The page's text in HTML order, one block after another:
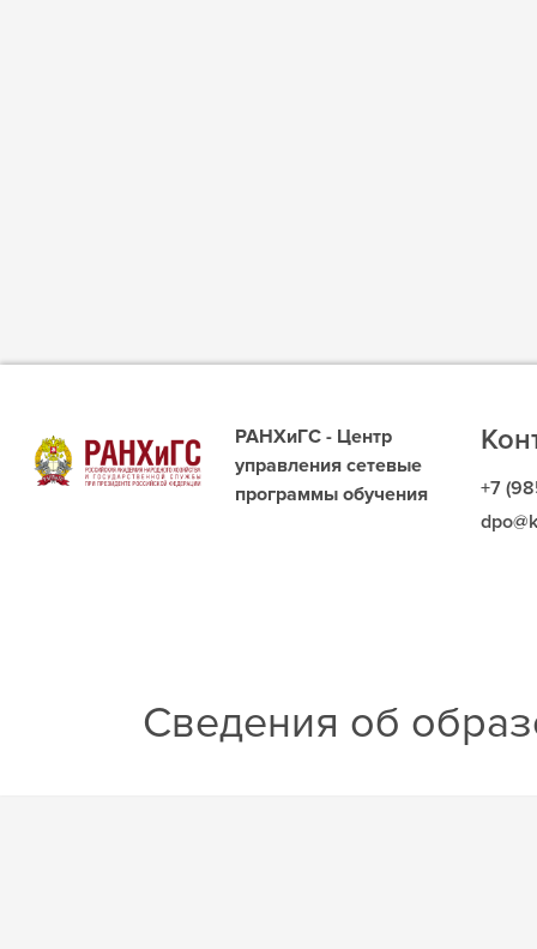
РАНХиГС - Центр
управления сетевые
программы обучения
+7
Сведения об